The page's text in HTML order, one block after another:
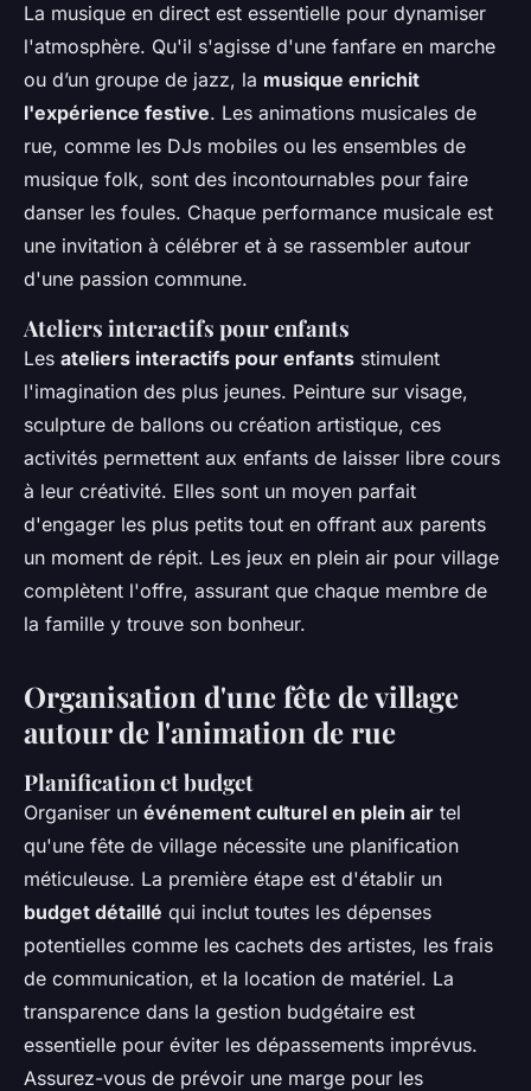
La musique en direct est essentielle pour dynamiser
l'atmosphère. Qu'il s'agisse d'une fanfare en marche
ou d’un groupe de jazz, la musique enrichit
l'expérience festive. Les animations musicales de
rue, comme les DJs mobiles ou les ensembles de
musique folk, sont des incontournables pour faire
danser les foules. Chaque performance musicale est
une invitation à célébrer et à se rassembler autour
d'une passion commune.
Ateliers interactifs pour enfants
Les ateliers interactifs pour enfants stimulent
l'imagination des plus jeunes. Peinture sur visage,
sculpture de ballons ou création artistique, ces
activités permettent aux enfants de laisser libre cours
à leur créativité. Elles sont un moyen parfait
d'engager les plus petits tout en offrant aux parents
un moment de répit. Les jeux en plein air pour village
complètent l'offre, assurant que chaque membre de
la famille y trouve son bonheur.
Organisation d'une fête de village
autour de l'animation de rue
Planification et budget
Organiser un événement culturel en plein air tel
qu'une fête de village nécessite une planification
méticuleuse. La première étape est d'établir un
budget détaillé qui inclut toutes les dépenses
potentielles comme les cachets des artistes, les frais
de communication, et la location de matériel. La
transparence dans la gestion budgétaire est
essentielle pour éviter les dépassements imprévus.
Assurez-vous de prévoir une marge pour les